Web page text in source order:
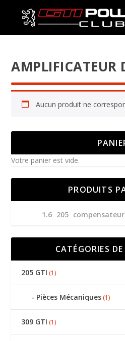
AMPLIFICATEUR
Aucun produit ne
Votre panier est vide.
PRODUITS
1.6 205 compensateur
CATÉGORIES
205 GTI (1)
Pièces Mécaniques (1)
309 GTI (1)